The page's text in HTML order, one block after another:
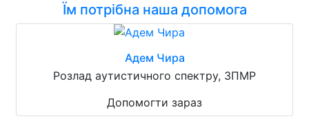
Їм потрібна наша допомога
Адем Чира
Розлад аутистичного спектру, ЗПМР
Допомогти зараз